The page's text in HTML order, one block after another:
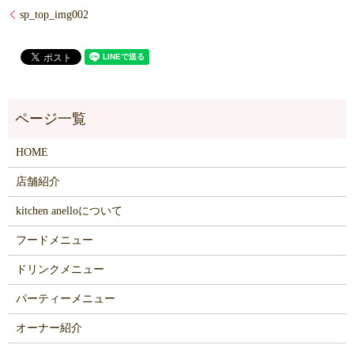
sp_top_img002
HOME
店舗紹介
kitchen anelloについて
フードメニュー
ドリンクメニュー
パーティーメニュー
オーナー紹介